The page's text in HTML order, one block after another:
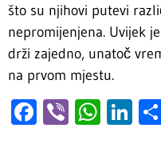
što su njihovi putevi
nepromijenjena. Uvijek
drži zajedno, unatoč
na prvom mjestu.
Facebook
Viber